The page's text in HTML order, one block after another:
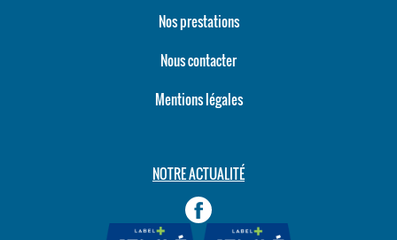
Nos prestations
Nous contacter
Mentions légales
NOTRE ACTUALITÉ